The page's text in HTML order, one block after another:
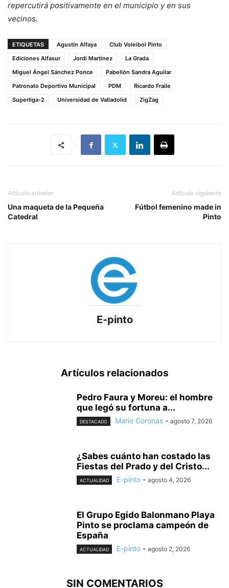
repercutirá positivamente en el municipio y en sus
vecinos.
ETIQUETAS Agustín Alfaya
Club Voleibol Pinto
Ediciones Alfasur
Jordi Martínez
La Grada
Miguel Ángel Sánchez Ponce
Pabellón Sandra Aguilar
Patronato Deportivo Municipal
PDM
Ricardo Fraile
Superliga-2
Universidad de Valladolid ZigZag
Artículo anterior
Una maqueta de la Pequeña
Catedral
Artículo siguiente
Fútbol femenino made in
Pinto
E-pinto
Artículos relacionados
Pedro Faura y Moreu: el hombre
que legó su fortuna a...
DESTACADO Mario Coronas - agosto 7, 2026
¿Sabes cuánto han costado las
Fiestas del Prado y del Cristo...
ACTUALIDAD E-pinto - agosto 4, 2026
El Grupo Egido Balonmano Playa
Pinto se proclama campeón de
España
ACTUALIDAD E-pinto - agosto 2, 2026
SIN COMENTARIOS